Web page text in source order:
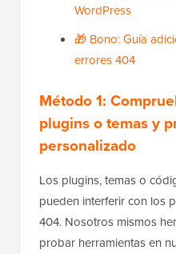
WordPress
🎁 Bono: Guía
errores 404
Método 1:
plugins o temas y
personalizado
Los plugins, temas o
pueden interferir con los
404. Nosotros mismos
probar herramientas en